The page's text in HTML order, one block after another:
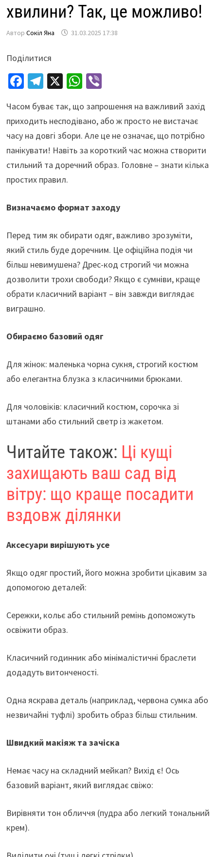
хвилини? Так, це можливо!
Автор Сокіл Яна 31.03.2025 17:38
Поділитися
Fa
b
o
o
k
Te
gr
a
m
X W
at
sA
p
p
Vi
er
Часом буває так, що запрошення на важливий захід
приходить несподівано, або ж просто не вистачає
часу на довгі збори. Але це не означає, що потрібно
панікувати! Навіть за короткий час можна створити
стильний та доречний образ. Головне – знати кілька
простих правил.
Визначаємо формат заходу
Перед тим як обирати одяг, важливо зрозуміти,
який стиль буде доречним. Це офіційна подія чи
більш невимушена? Дрес-код строгий чи можна
дозволити трохи свободи? Якщо є сумніви, краще
обрати класичний варіант – він завжди виглядає
виграшно.
Обираємо базовий одяг
Для жінок: маленька чорна сукня, строгий костюм
або елегантна блузка з класичними брюками.
Для чоловіків: класичний костюм, сорочка зі
штанами або стильний светр із жакетом.
Читайте також: Ці кущі
захищають ваш сад від
вітру: що краще посадити
вздовж ділянки
Аксесуари вирішують усе
Якщо одяг простий, його можна зробити цікавим за
допомогою деталей:
Сережки, кольє або стильний ремінь допоможуть
освіжити образ.
Класичний годинник або мінімалістичні браслети
додадуть витонченості.
Одна яскрава деталь (наприклад, червона сумка або
незвичайні туфлі) зробить образ більш стильним.
Швидкий макіяж та зачіска
Немає часу на складний мейкап? Вихід є! Ось
базовий варіант, який виглядає свіжо:
Вирівняти тон обличчя (пудра або легкий тональний
крем).